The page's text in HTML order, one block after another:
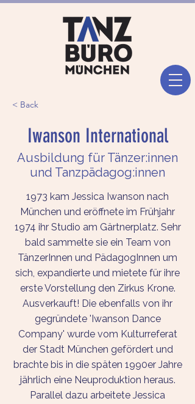
< Back
Iwanson International
Ausbildung für Tänzer:innen
und Tanzpädagog:innen
1973 kam Jessica Iwanson nach
München und eröffnete im Frühjahr
1974 ihr Studio am Gärtnerplatz. Sehr
bald sammelte sie ein Team von
TänzerInnen und PädagogInnen um
sich, expandierte und mietete für ihre
erste Vorstellung den Zirkus Krone.
Ausverkauft! Die ebenfalls von ihr
gegründete 'Iwanson Dance
Company' wurde vom Kulturreferat
der Stadt München gefördert und
brachte bis in die späten 1990er Jahre
jährlich eine Neuproduktion heraus.
Parallel dazu arbeitete Jessica